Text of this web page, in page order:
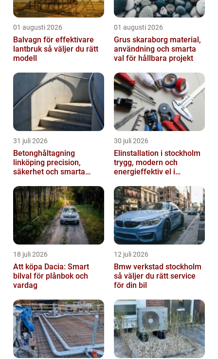
01 augusti 2026
Balvagn för effektivare
lantbruk så väljer du rätt
modell
01 augusti 2026
Grus skaraborg material,
användning och smarta
val för hållbara projekt
31 juli 2026
Betonghåltagning
linköping precision,
säkerhet och smarta
30 juli 2026
Elinstallation i stockholm
trygg, modern och
energieffektiv el i
18 juli 2026
Att köpa Dacia: Smart
bilval för plånbok och
vardag
12 juli 2026
Bmw verkstad stockholm
så väljer du rätt service
för din bil